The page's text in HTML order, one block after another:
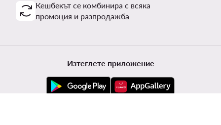
Кешбекът се комбинира с всяка
промоция и разпродажба
Изтеглете приложение